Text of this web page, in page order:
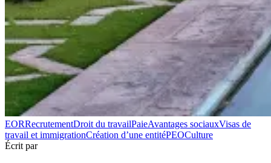
EORRecrutementDroit du travailPaieAvantages sociauxVisas de
travail et immigrationCréation d’une entitéPEOCulture
Écrit par